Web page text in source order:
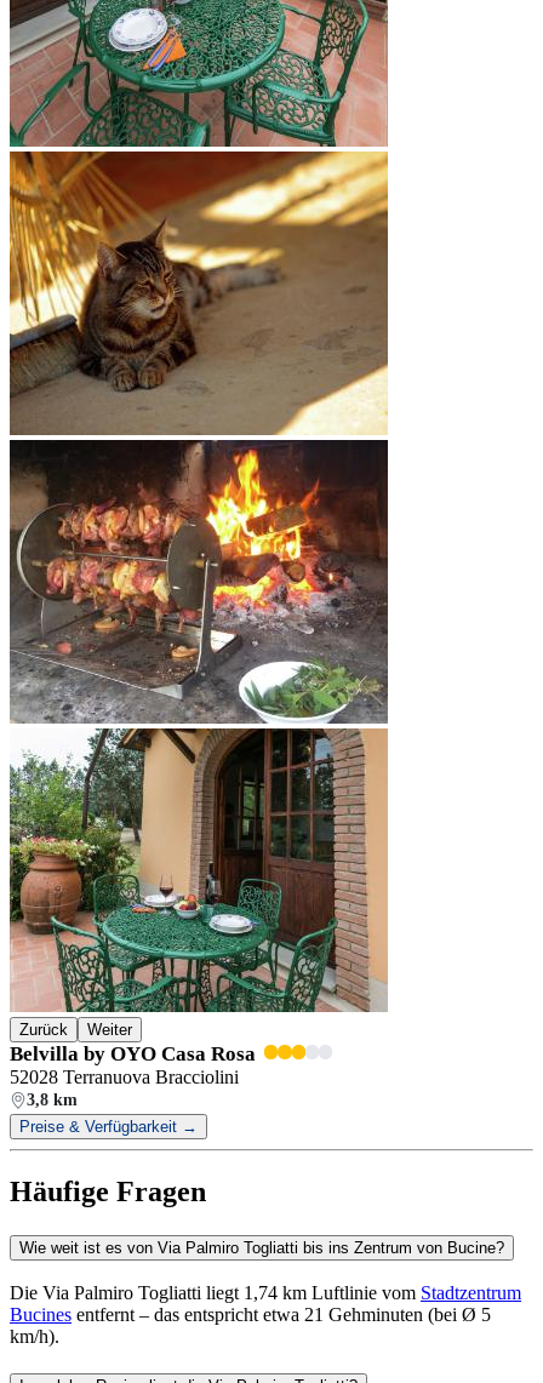
Zurück Weiter
Belvilla by OYO Casa Rosa
52028 Terranuova Bracciolini
3,8 km
Preise & Verfügbarkeit →
Häufige Fragen
Wie weit ist es von Via Palmiro Togliatti bis ins Zentrum von Bucine?
Die Via Palmiro Togliatti liegt 1,74 km Luftlinie vom Stadtzentrum
Bucines entfernt – das entspricht etwa 21 Gehminuten (bei Ø 5
km/h).